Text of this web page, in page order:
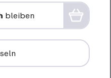
Details
bleiben